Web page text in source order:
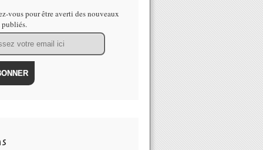
vous pour être averti des nouveaux